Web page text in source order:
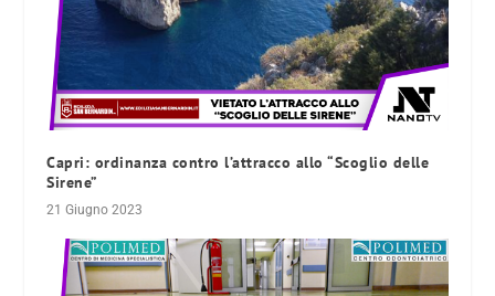
Capri: ordinanza contro l’attracco allo “Scoglio delle
Sirene”
21 Giugno 2023